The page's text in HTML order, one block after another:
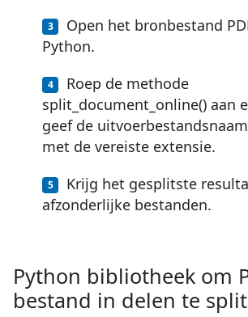
Open het bronbestand
Python.
Roep de methode
split_document_online() aan
geef de
met de vereiste extensie.
Krijg het gesplitste
afzonderlijke bestanden.
Python bibliotheek om
bestand in delen te